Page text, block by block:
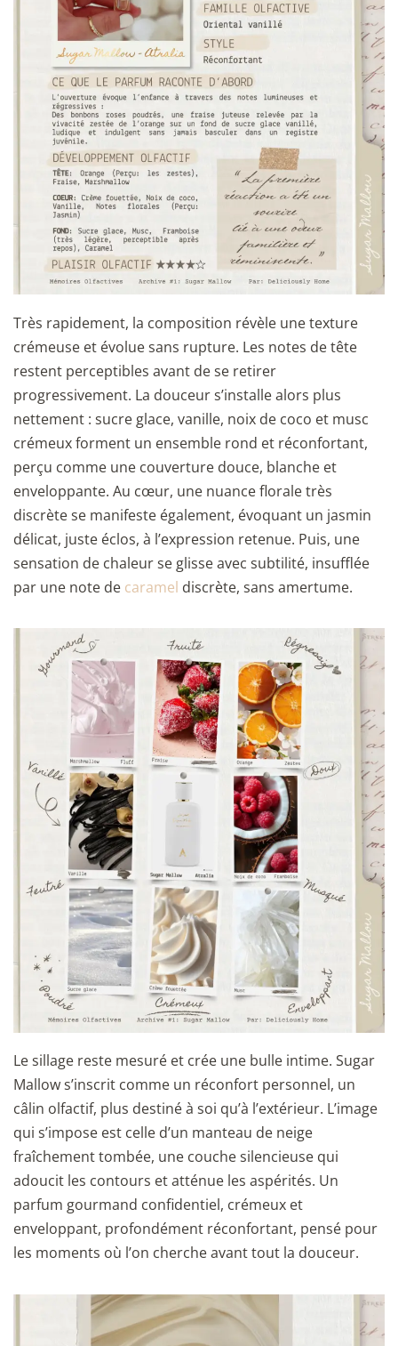
Très rapidement, la composition révèle une texture
crémeuse et évolue sans rupture. Les notes de tête
restent perceptibles avant de se retirer
progressivement. La douceur s’installe alors plus
nettement : sucre glace, vanille, noix de coco et musc
crémeux forment un ensemble rond et réconfortant,
perçu comme une couverture douce, blanche et
enveloppante. Au cœur, une nuance florale très
discrète se manifeste également, évoquant un jasmin
délicat, juste éclos, à l’expression retenue. Puis, une
sensation de chaleur se glisse avec subtilité, insufflée
par une note de caramel discrète, sans amertume.
Le sillage reste mesuré et crée une bulle intime. Sugar
Mallow s’inscrit comme un réconfort personnel, un
câlin olfactif, plus destiné à soi qu’à l’extérieur. L’image
qui s’impose est celle d’un manteau de neige
fraîchement tombée, une couche silencieuse qui
adoucit les contours et atténue les aspérités. Un
parfum gourmand confidentiel, crémeux et
enveloppant, profondément réconfortant, pensé pour
les moments où l’on cherche avant tout la douceur.